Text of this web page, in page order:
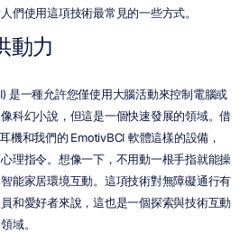
們使用這項技術最常見的一些方式。
動力
是一種允許您僅使用大腦活動來控制電腦或
科幻小說，但這是一個快速發展的領域。借
機和我們的 EmotivBCI 軟體這樣的設備，
理指令。想像一下，不用動一根手指就能操
能家居環境互動。這項技術對無障礙通行有
和愛好者來說，這也是一個探索與技術互動
域。